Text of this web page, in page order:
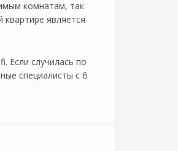
комнатам, так
является
Если случилась по
специалисты с б